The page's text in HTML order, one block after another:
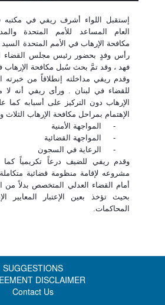
إستقبل اللواء أشرف ريفي في مكتبه
العام المساعد للأمم
المتحدة
مكافحة
الإرهاب في الأمم المتحدة
رأس وفدٍ بحضور رئيس مجلس
فهد ، وقد تمَّ بحث سُبل مكافحة الإرهاب
وقدم ريفي مداخلته إنطلاقاً من خبرته
للقضاء في لبنان . ورأى ريفي أنه لا
الإرهاب دون التركيز على أسبابه كما
الإهتمام بمراحل مكافحة الإرهاب الثلاث
-
المواجهة
الأمنية
-
المواجهة القضائية
-
الرعاية في السجون
وقدم ريفي للضيف درعاً
تكريمياً
مشروعه لإقامة منظومة قضائية
أمام القضاء العدلي المتخصص بدلاً من
بحيث تؤخذ
بعين الإعتبار المعايير
المحاكمات.
SUGGESTIONS
DISCLAIMER
Contact Us